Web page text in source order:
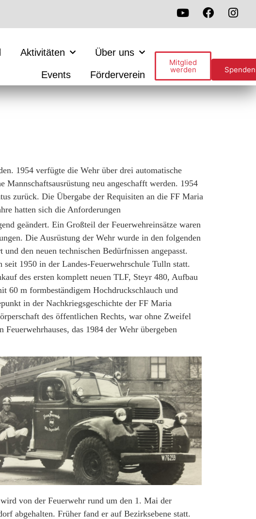
Aktivitäten Über uns
Events Förderverein
Mitglied
werden Spenden
1954 verfügte die Wehr über drei automatische
Mannschaftsausrüstung neu angeschafft werden. 1954
zurück. Die Übergabe der Requisiten an die FF Maria
hatten sich die Anforderungen
geändert. Ein Großteil der Feuerwehreinsätze waren
Die Ausrüstung der Wehr wurde in den folgenden
den neuen technischen Bedürfnissen angepasst.
seit 1950 in der Landes-Feuerwehrschule Tulln statt.
des ersten komplett neuen TLF, Steyr 480, Aufbau
60 m formbeständigem Hochdruckschlauch und
in der Nachkriegsgeschichte der FF Maria
des öffentlichen Rechts, war ohne Zweifel
Feuerwehrhauses, das 1984 der Wehr übergeben
von der Feuerwehr rund um den 1. Mai der
abgehalten. Früher fand er auf Bezirksebene statt.